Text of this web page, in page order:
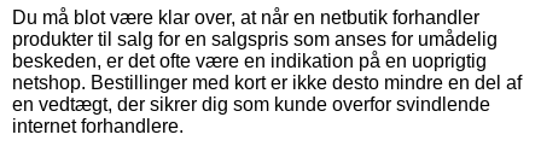
Du må blot være klar over, at når en netbutik forhandler
produkter til salg for en salgspris som anses for umådelig
beskeden, er det ofte være en indikation på en uoprigtig
netshop. Bestillinger med kort er ikke desto mindre en del af
en vedtægt, der sikrer dig som kunde overfor svindlende
internet forhandlere.